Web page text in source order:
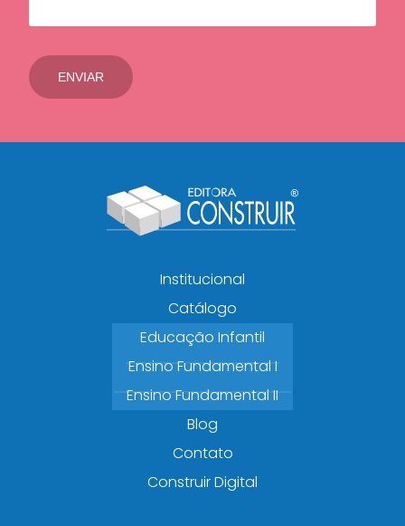
Institucional
Catálogo
Educação Infantil
Ensino Fundamental I
Ensino Fundamental II
Blog
Contato
Construir Digital